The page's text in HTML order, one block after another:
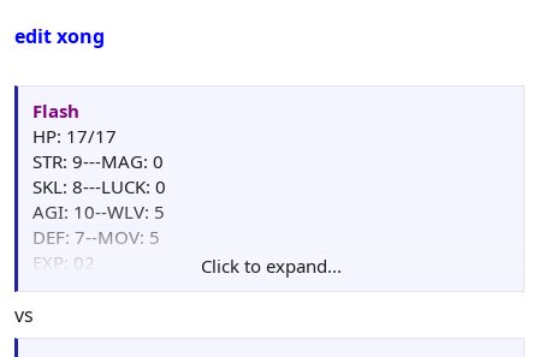
edit xong
Flash
HP: 17/17
STR: 9---MAG: 0
SKL: 8---LUCK: 0
AGI: 10--WLV: 5
DEF: 7--MOV: 5
EXP: 02
Points: 00
Item: Herb(10), Fruit(1),Iron shield(3)
Click to expand...
vs